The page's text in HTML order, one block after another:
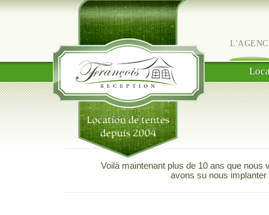
Voilà maintenant plus de 10 ans que
avons su nous